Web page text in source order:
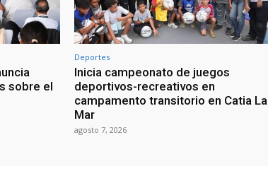
sobre el
Deportes
Inicia campeonato de juegos
deportivos-recreativos en
campamento transitorio en Catia La
Mar
agosto 7, 2026